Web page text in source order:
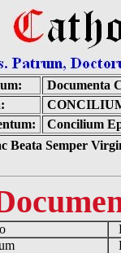
Documenta
Concilium
Beata Semper